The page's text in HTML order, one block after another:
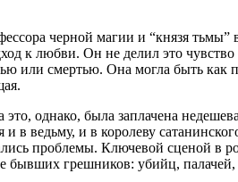
черной магии и “князя
к любви. Он не делил это
или смертью. Она могла быть
однако, была заплачена
в ведьму, и в королеву
проблемы. Ключевой сценой в
бывших грешников: убийц, палачей,